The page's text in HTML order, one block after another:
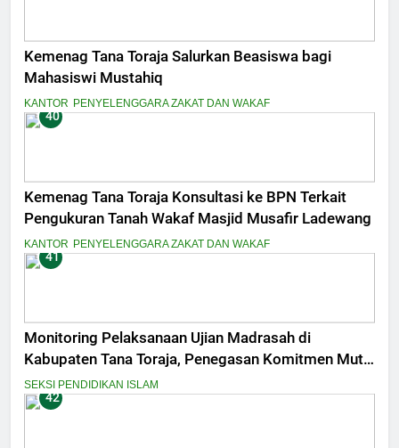
Kemenag Tana Toraja Salurkan Beasiswa bagi
Mahasiswi Mustahiq
KANTOR PENYELENGGARA ZAKAT DAN WAKAF
40
Kemenag Tana Toraja Konsultasi ke BPN Terkait
Pengukuran Tanah Wakaf Masjid Musafir Ladewang
KANTOR PENYELENGGARA ZAKAT DAN WAKAF
41
Monitoring Pelaksanaan Ujian Madrasah di
Kabupaten Tana Toraja, Penegasan Komitmen Mutu
dan Integritas Penilaian
SEKSI PENDIDIKAN ISLAM
42